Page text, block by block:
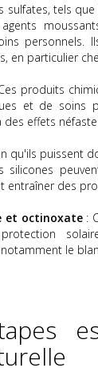
sulfates, tels que
personnels.
en particulier
produits
et de soins
effets
qu'ils puissent
silicones
entraîner des
et octinoxate:
le